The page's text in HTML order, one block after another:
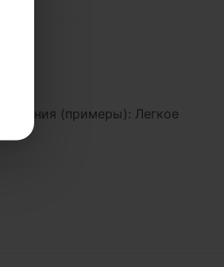
(примеры): Легкое